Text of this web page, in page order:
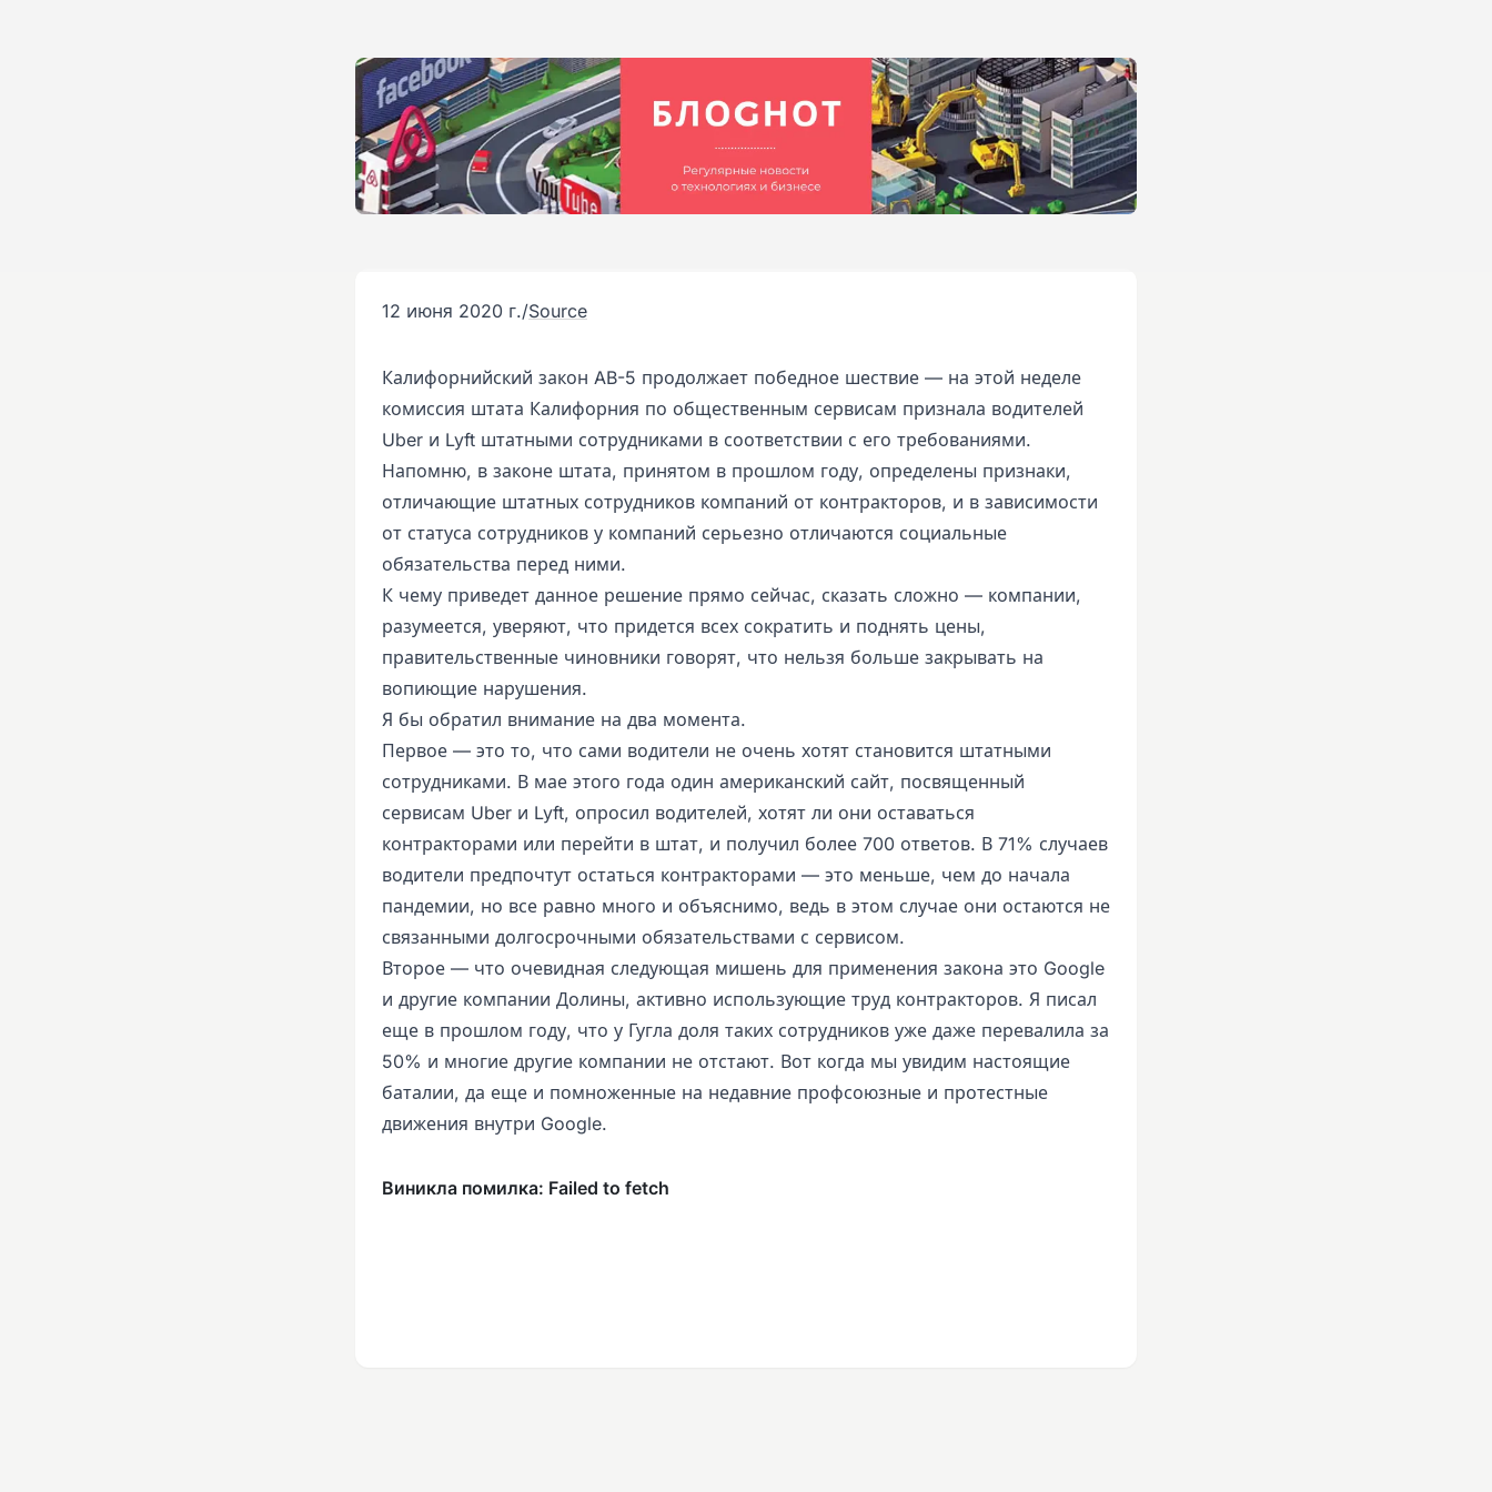
12 июня 2020 г./Source
Калифорнийский закон AB-5 продолжает победное шествие — на этой неделе
комиссия штата Калифорния по общественным сервисам признала водителей
Uber и Lyft штатными сотрудниками в соответствии с его требованиями.
Напомню, в законе штата, принятом в прошлом году, определены признаки,
отличающие штатных сотрудников компаний от контракторов, и в зависимости
от статуса сотрудников у компаний серьезно отличаются социальные
обязательства перед ними.
К чему приведет данное решение прямо сейчас, сказать сложно — компании,
разумеется, уверяют, что придется всех сократить и поднять цены,
правительственные чиновники говорят, что нельзя больше закрывать на
вопиющие нарушения.
Я бы обратил внимание на два момента.
Первое — это то, что сами водители не очень хотят становится штатными
сотрудниками. В мае этого года один американский сайт, посвященный
сервисам Uber и Lyft, опросил водителей, хотят ли они оставаться
контракторами или перейти в штат, и получил более 700 ответов. В 71% случаев
водители предпочтут остаться контракторами — это меньше, чем до начала
пандемии, но все равно много и объяснимо, ведь в этом случае они остаются не
связанными долгосрочными обязательствами с сервисом.
Второе — что очевидная следующая мишень для применения закона это Google
и другие компании Долины, активно использующие труд контракторов. Я писал
еще в прошлом году, что у Гугла доля таких сотрудников уже даже перевалила за
50% и многие другие компании не отстают. Вот когда мы увидим настоящие
баталии, да еще и помноженные на недавние профсоюзные и протестные
движения внутри Google.